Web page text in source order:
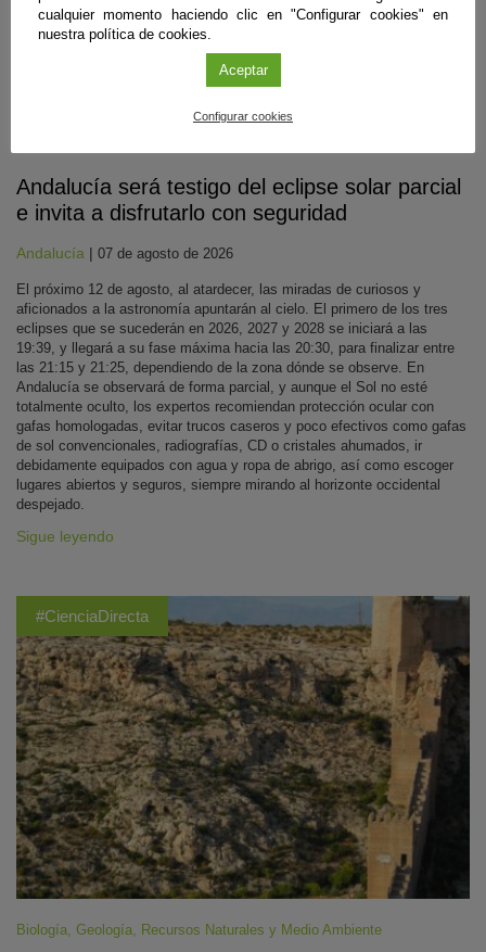
Andalucía será testigo del eclipse solar parcial
e invita a disfrutarlo con seguridad
Andalucía | 07 de agosto de 2026
El próximo 12 de agosto, al atardecer, las miradas de curiosos y
aficionados a la astronomía apuntarán al cielo. El primero de los tres
eclipses que se sucederán en 2026, 2027 y 2028 se iniciará a las
19:39, y llegará a su fase máxima hacia las 20:30, para finalizar entre
las 21:15 y 21:25, dependiendo de la zona dónde se observe. En
Andalucía se observará de forma parcial, y aunque el Sol no esté
totalmente oculto, los expertos recomiendan protección ocular con
gafas homologadas, evitar trucos caseros y poco efectivos como gafas
de sol convencionales, radiografías, CD o cristales ahumados, ir
debidamente equipados con agua y ropa de abrigo, así como escoger
lugares abiertos y seguros, siempre mirando al horizonte occidental
despejado.
Sigue leyendo
#CienciaDirecta
Biología, Geología, Recursos Naturales y Medio Ambiente
cualquier momento haciendo clic en "Configurar cookies" en
nuestra política de cookies.
Aceptar
Configurar cookies